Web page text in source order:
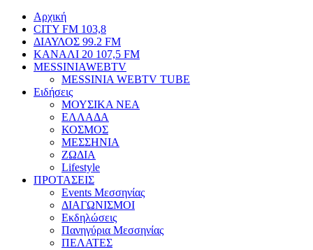
Αρχική
CITY FM 103,8
ΔΙΑΥΛΟΣ 99.2 FM
ΚΑΝΑΛΙ 20 107,5 FM
MESSINIAWEBTV
MESSINIA WEBTV TUBE
Eιδήσεις
ΜΟΥΣΙΚΑ ΝΕΑ
ΕΛΛΑΔΑ
ΚΟΣΜΟΣ
ΜΕΣΣΗΝΙΑ
ΖΩΔΙΑ
Lifestyle
ΠΡΟΤΑΣΕΙΣ
Events Μεσσηνίας
ΔΙΑΓΩΝΙΣΜΟΙ
Εκδηλώσεις
Πανηγύρια Μεσσηνίας
ΠΕΛΑΤΕΣ